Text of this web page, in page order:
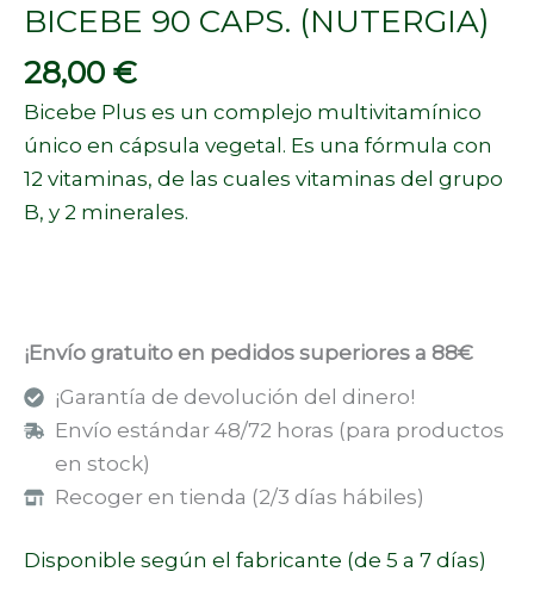
BICEBE 90 CAPS. (NUTERGIA)
28,00 €
Bicebe Plus es un complejo multivitamínico
único en cápsula vegetal. Es una fórmula con
12 vitaminas, de las cuales vitaminas del grupo
B, y 2 minerales.
¡Envío gratuito en pedidos superiores a 88€
¡Garantía de devolución del dinero!
Envío estándar 48/72 horas (para productos
en stock)
Recoger en tienda (2/3 días hábiles)
Disponible según el fabricante (de 5 a 7 días)